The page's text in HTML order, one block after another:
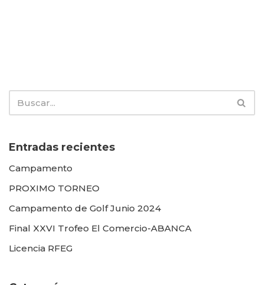
Entradas recientes
Campamento
PROXIMO TORNEO
Campamento de Golf Junio 2024
Final XXVI Trofeo El Comercio-ABANCA
Licencia RFEG